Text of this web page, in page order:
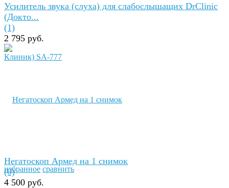
избранное сравнить
Усилитель звука (слуха) для слабослышащих DrClinic
(Докто...
(1)
2 795 руб.
Негатоскоп Армед на 1 снимок
(0)
4 500 руб.